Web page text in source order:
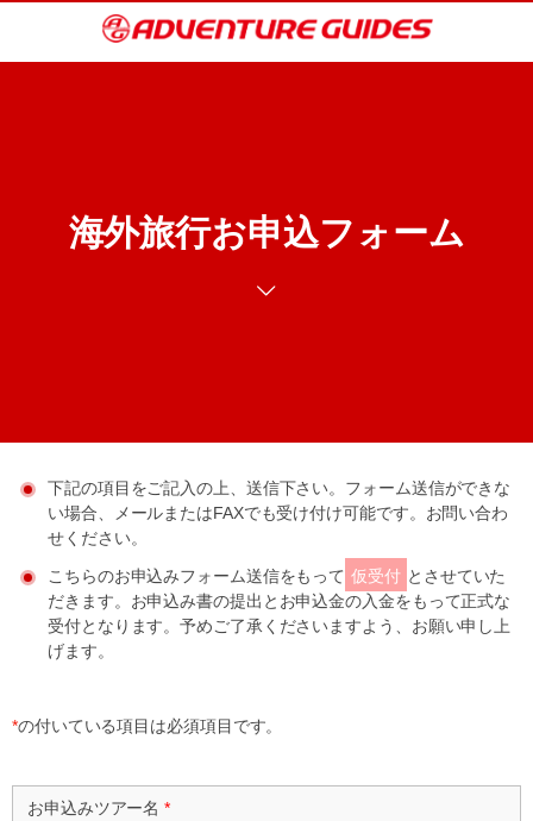
海外旅行お申込フォーム
下記の項目をご記入の上、送信下さい。フォーム送信ができな
い場合、メールまたはFAXでも受け付け可能です。お問い合わ
せください。
こちらのお申込みフォーム送信をもって 仮受付 とさせていた
だきます。お申込み書の提出とお申込金の入金をもって正式な
受付となります。予めご了承くださいますよう、お願い申し上
げます。
*の付いている項目は必須項目です。
お申込みツアー名*